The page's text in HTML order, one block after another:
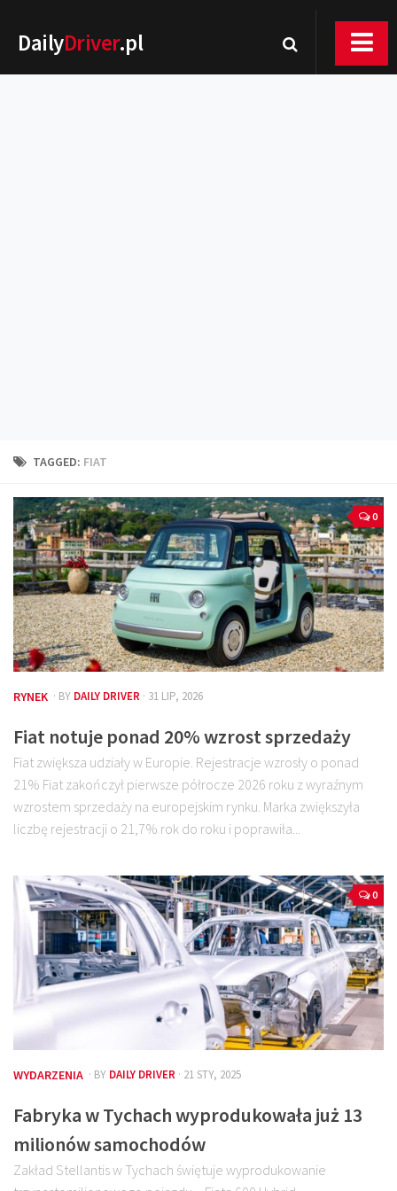
DailyDriver.pl
Technika jazdy
Kalkulatory
Przelicznik mocy
Auto z niemiec
Galerie
TAGGED: FIAT
0
RYNEK · BY DAILY DRIVER · 31 LIP, 2026
Fiat notuje ponad 20% wzrost sprzedaży
Fiat zwiększa udziały w Europie. Rejestracje wzrosły o ponad
21% Fiat zakończył pierwsze półrocze 2026 roku z wyraźnym
wzrostem sprzedaży na europejskim rynku. Marka zwiększyła
liczbę rejestracji o 21,7% rok do roku i poprawiła...
0
WYDARZENIA · BY DAILY DRIVER · 21 STY, 2025
Fabryka w Tychach wyprodukowała już 13
milionów samochodów
Zakład Stellantis w Tychach świętuje wyprodukowanie